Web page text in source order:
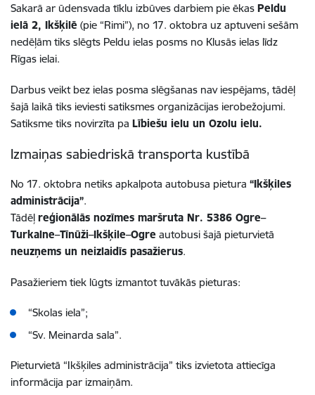
Sakarā ar ūdensvada tīklu izbūves darbiem pie ēkas Peldu
ielā 2, Ikšķilē (pie “Rimi”), no 17. oktobra uz aptuveni sešām
nedēļām tiks slēgts Peldu ielas posms no Klusās ielas līdz
Rīgas ielai.
Darbus veikt bez ielas posma slēgšanas nav iespējams, tādēļ
šajā laikā tiks ieviesti satiksmes organizācijas ierobežojumi.
Satiksme tiks novirzīta pa Lībiešu ielu un Ozolu ielu.
Izmaiņas sabiedriskā transporta kustībā
No 17. oktobra netiks apkalpota autobusa pietura “Ikšķiles
administrācija”.
Tādēļ reģionālās nozīmes maršruta Nr. 5386 Ogre–
Turkalne–Tīnūži–Ikšķile–Ogre autobusi šajā pieturvietā
neuzņems un neizlaidīs pasažierus.
Pasažieriem tiek lūgts izmantot tuvākās pieturas:
“Skolas iela”;
“Sv. Meinarda sala”.
Pieturvietā “Ikšķiles administrācija” tiks izvietota attiecīga
informācija par izmaiņām.